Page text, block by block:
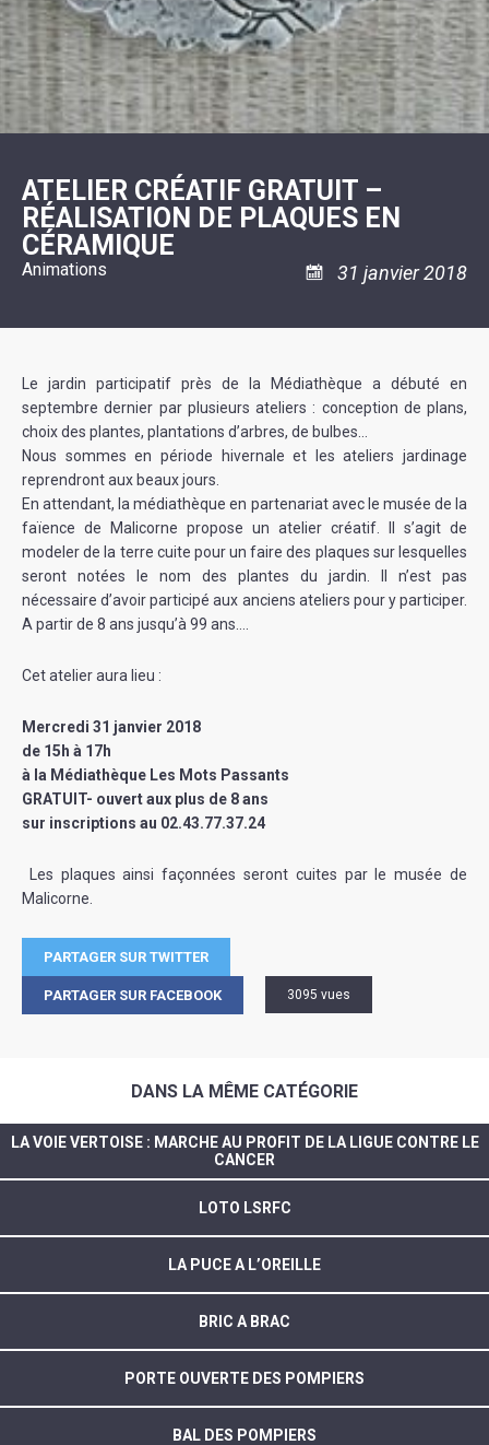
20ÈME
SIÈCLE
RÉUNIONS
CONSEIL
MUNICIPAL
ARRÊTÉS
ET
DÉCISIONS
MAIRE
DE
LA
MINORITÉ
LES
ÉCOLES
LE
COLLÈGE
ESPACE
JEUNES
11
ANS
ASSOCIATION
COULÉE
DOUCE
ENVIRONNEMENT
L'EAU
ET
L'ASSAINISSEMENT
RÉSIDENCE
AUTONOMIE
LA
POLICE
MUNICIPALE
SÉCURITÉ
RISQUES
SANTÉ/COMMERCES/ARTISANS
MUSIQUE
L'ÉCOLE
COMMUNAUTAIRE
DE
DANSE
PISCINE
VOIE
VERTE
VISITES
ET
DÉCOUVERTES
LES
RANDONNÉES
LE
CAMPING-
CARS
TENTES
ET
CARAVANES
LA
HALTE
À
ATELIER CRÉATIF GRATUIT –
RÉALISATION DE PLAQUES EN
CÉRAMIQUE
Animations 31 janvier 2018
Le jardin participatif près de la Médiathèque a débuté en
septembre dernier par plusieurs ateliers : conception de plans,
choix des plantes, plantations d’arbres, de bulbes…
Nous sommes en période hivernale et les ateliers jardinage
reprendront aux beaux jours.
En attendant, la médiathèque en partenariat avec le musée de la
faïence de Malicorne propose un atelier créatif. Il s’agit de
modeler de la terre cuite pour un faire des plaques sur lesquelles
seront notées le nom des plantes du jardin. Il n’est pas
nécessaire d’avoir participé aux anciens ateliers pour y participer.
A partir de 8 ans jusqu’à 99 ans….
Cet atelier aura lieu :
Mercredi 31 janvier 2018
de 15h à 17h
à la Médiathèque Les Mots Passants
GRATUIT- ouvert aux plus de 8 ans
sur inscriptions au 02.43.77.37.24
Les plaques ainsi façonnées seront cuites par le musée de
Malicorne.
PARTAGER SUR TWITTER
PARTAGER SUR FACEBOOK 3095 vues
DANS LA MÊME CATÉGORIE
LA VOIE VERTOISE : MARCHE AU PROFIT DE LA LIGUE CONTRE LE
CANCER
LOTO LSRFC
LA PUCE A L’OREILLE
BRIC A BRAC
PORTE OUVERTE DES POMPIERS
BAL DES POMPIERS